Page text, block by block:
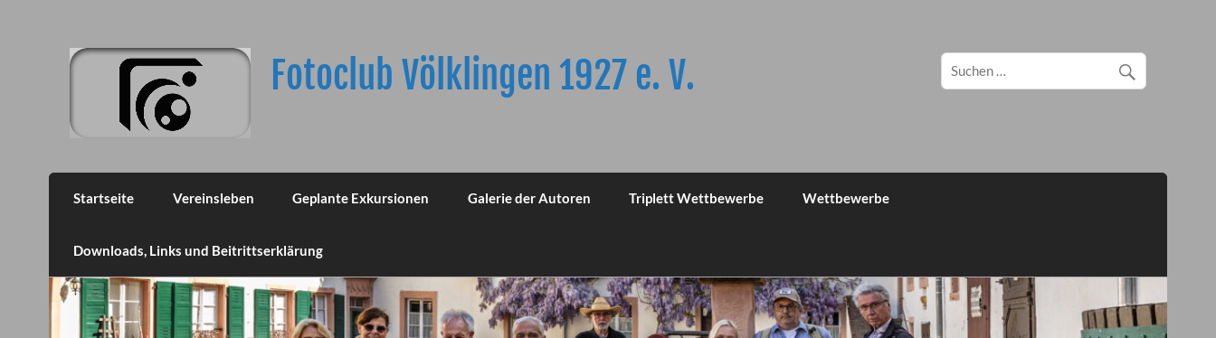
Fotoclub Völklingen 1927 e. V.
Startseite Vereinsleben Geplante Exkursionen Galerie der Autoren Triplett Wettbewerbe Wettbewerbe
Downloads, Links und Beitrittserklärung